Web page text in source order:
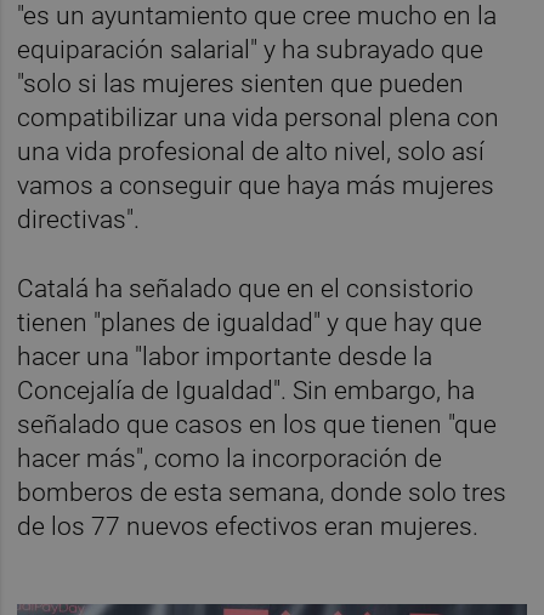
"es un ayuntamiento que cree mucho en la
equiparación salarial" y ha subrayado que
"solo si las mujeres sienten que pueden
compatibilizar una vida personal plena con
una vida profesional de alto nivel, solo así
vamos a conseguir que haya más mujeres
directivas".
Catalá ha señalado que en el consistorio
tienen "planes de igualdad" y que hay que
hacer una "labor importante desde la
Concejalía de Igualdad". Sin embargo, ha
señalado que casos en los que tienen "que
hacer más", como la incorporación de
bomberos de esta semana, donde solo tres
de los 77 nuevos efectivos eran mujeres.